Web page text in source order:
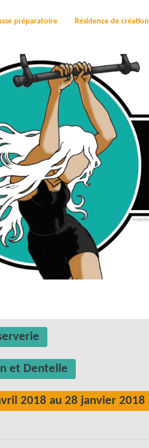
préparatoire Résidence de création
et Dentelle
2018 au 28 janvier 2018